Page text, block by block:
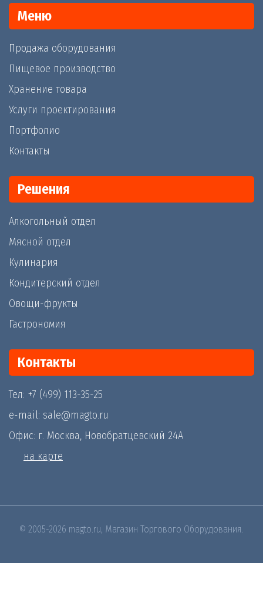
Меню
Продажа оборудования
Пищевое производство
Хранение товара
Услуги проектирования
Портфолио
Контакты
Решения
Алкогольный отдел
Мясной отдел
Кулинария
Кондитерский отдел
Овощи-фрукты
Гастрономия
Контакты
Тел: +7 (499) 113-35-25
e-mail: sale@magto.ru
Офис: г. Москва, Новобратцевский 24А
на карте
© 2005-2026 magto.ru, Магазин Торгового Оборудования.